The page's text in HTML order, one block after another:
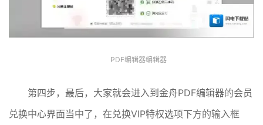
PDF编辑器编辑器
第四步，最后，大家就会进入到金舟PDF编辑器的会员
兑换中心界面当中了，在兑换VIP特权选项下方的输入框